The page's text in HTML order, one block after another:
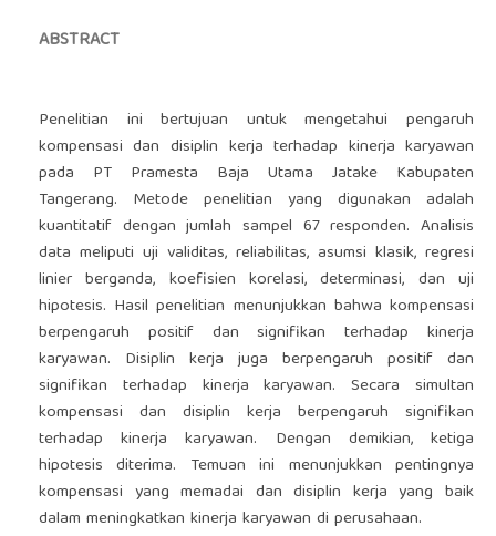
ABSTRACT
Penelitian ini bertujuan untuk mengetahui pengaruh
kompensasi dan disiplin kerja terhadap kinerja karyawan
pada PT Pramesta Baja Utama Jatake Kabupaten
Tangerang. Metode penelitian yang digunakan adalah
kuantitatif dengan jumlah sampel 67 responden. Analisis
data meliputi uji validitas, reliabilitas, asumsi klasik, regresi
linier berganda, koefisien korelasi, determinasi, dan uji
hipotesis. Hasil penelitian menunjukkan bahwa kompensasi
berpengaruh positif dan signifikan terhadap kinerja
karyawan. Disiplin kerja juga berpengaruh positif dan
signifikan terhadap kinerja karyawan. Secara simultan
kompensasi dan disiplin kerja berpengaruh signifikan
terhadap kinerja karyawan. Dengan demikian, ketiga
hipotesis diterima. Temuan ini menunjukkan pentingnya
kompensasi yang memadai dan disiplin kerja yang baik
dalam meningkatkan kinerja karyawan di perusahaan.